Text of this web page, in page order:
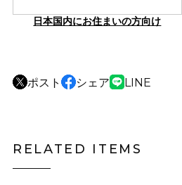
日本国内にお住まいの方向け
ポスト シェア LINE
RELATED ITEMS